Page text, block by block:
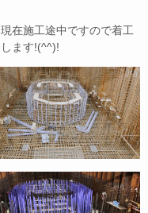
在施工途中ですので着工
ます!(^^)!